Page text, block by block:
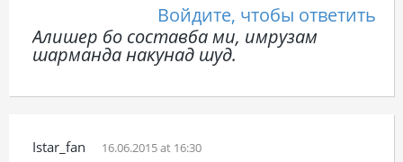
Войдите, чтобы ответить
Алишер бо составба ми, имрузам
шарманда накунад шуд.
Istar_fan 16.06.2015 at 16:30